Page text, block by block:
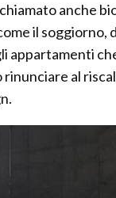
chiamato anche
il soggiorno,
rinunciare al